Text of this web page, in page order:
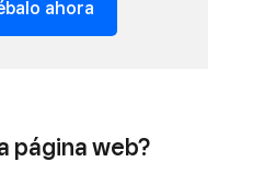
ahora
página web?